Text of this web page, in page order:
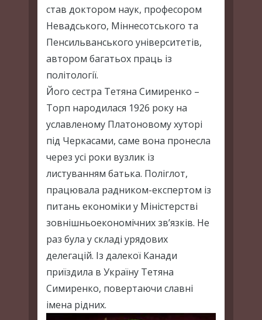
став доктором наук, професором
Невадського, Міннесотського та
Пенсильванського університетів,
автором багатьох праць із
політології.
Його сестра Тетяна Симиренко –
Торп народилася 1926 року на
уславленому Платоновому хуторі
під Черкасами, саме вона пронесла
через усі роки вузлик із
листуванням батька. Поліглот,
працювала радником-експертом із
питань економіки у Міністерстві
зовнішньоекономічних зв’язків. Не
раз була у складі урядових
делегацій. Із далекої Канади
приїздила в Україну Тетяна
Симиренко, повертаючи славні
імена рідних.